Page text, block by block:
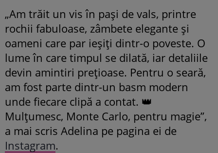
„Am trăit un vis în pași de vals, printre
rochii fabuloase, zâmbete elegante și
oameni care par ieșiți dintr-o poveste. O
lume în care timpul se dilată, iar detaliile
devin amintiri prețioase. Pentru o seară,
am fost parte dintr-un basm modern
unde fiecare clipă a contat. 👑
Mulțumesc, Monte Carlo, pentru magie”,
a mai scris Adelina pe pagina ei de
Instagram.